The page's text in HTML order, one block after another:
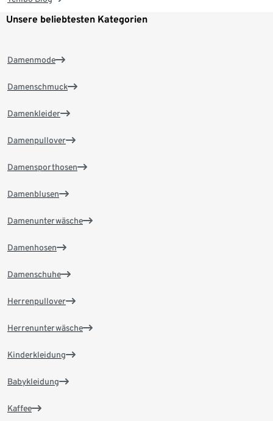
Unsere beliebtesten Kategorien
Damenmode
Damenschmuck
Damenkleider
Damenpullover
Damensporthosen
Damenblusen
Damenunterwäsche
Damenhosen
Damenschuhe
Herrenpullover
Herrenunterwäsche
Kinderkleidung
Babykleidung
Kaffee